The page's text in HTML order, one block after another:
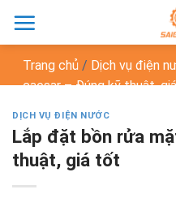
đến
dungTrang chủ / Dịch vụ điện
caesar – Đúng kỹ thuật,
DỊCH VỤ ĐIỆN NƯỚC
Lắp đặt bồn rửa
thuật, giá tốt